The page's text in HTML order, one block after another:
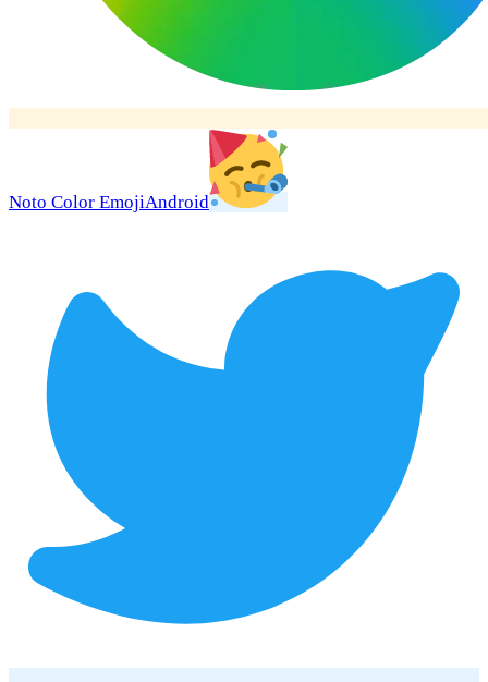
Noto Color EmojiAndroid